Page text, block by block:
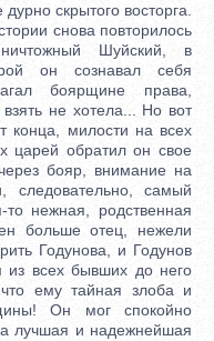
скрытого восторга.
снова повторилось
Шуйский, в
он сознавал себя
боярщине права,
не хотела... Но вот
конца, милости на всех
царей обратил он свое
бояр, внимание на
самый
нежная, родственная
больше отец, нежели
Годунова, и Годунов
всех бывших до него
ему тайная злоба и
Он мог спокойно
лучшая и надежнейшая